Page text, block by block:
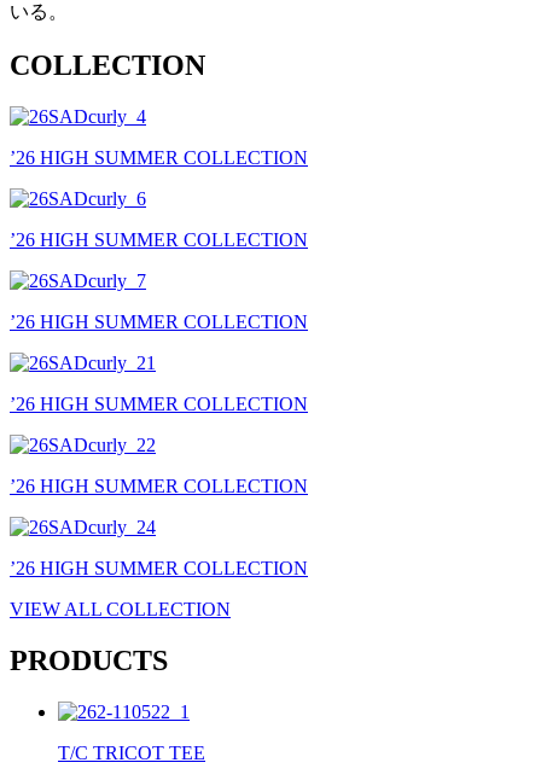
いる。
COLLECTION
’26 HIGH SUMMER COLLECTION
’26 HIGH SUMMER COLLECTION
’26 HIGH SUMMER COLLECTION
’26 HIGH SUMMER COLLECTION
’26 HIGH SUMMER COLLECTION
’26 HIGH SUMMER COLLECTION
VIEW ALL COLLECTION
PRODUCTS
T/C TRICOT TEE